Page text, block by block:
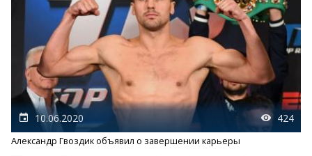
10.06.2020 424
Александр Гвоздик объявил о завершении карьеры